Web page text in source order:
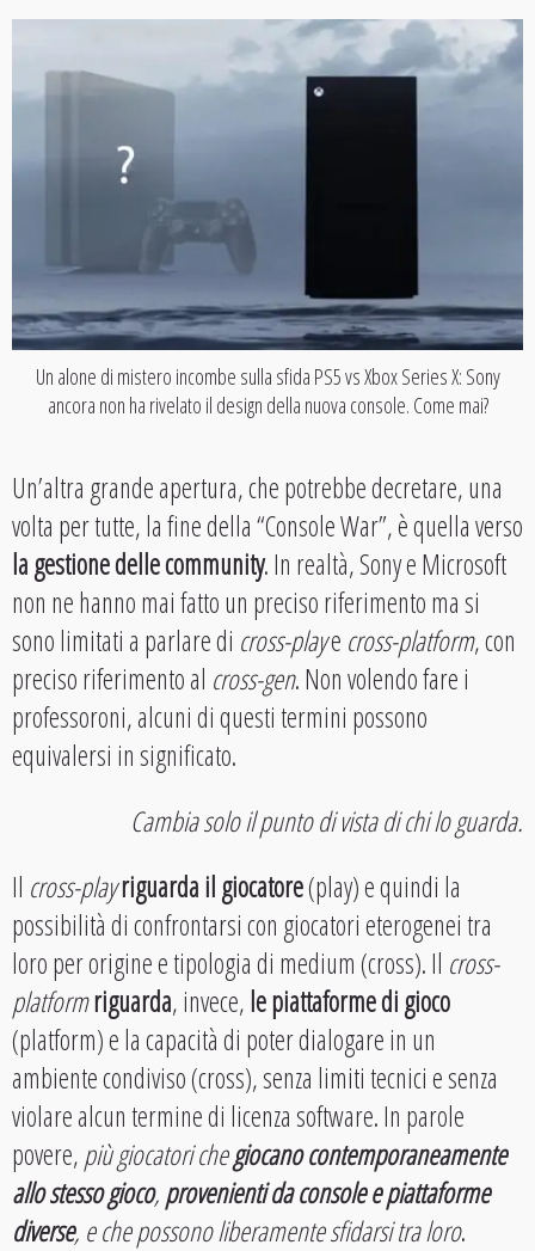
Un alone di mistero incombe sulla sfida PS5 vs Xbox Series X: Sony
ancora non ha rivelato il design della nuova console. Come mai?
Un’altra grande apertura, che potrebbe decretare, una
volta per tutte, la fine della “Console War”, è quella verso
la gestione delle community. In realtà, Sony e Microsoft
non ne hanno mai fatto un preciso riferimento ma si
sono limitati a parlare di cross-playe cross-platform, con
preciso riferimento al cross-gen. Non volendo fare i
professoroni, alcuni di questi termini possono
equivalersi in significato.
Cambia solo il punto di vista di chi lo guarda.
Il cross-playriguarda il giocatore(play) e quindi la
possibilità di confrontarsi con giocatori eterogenei tra
loro per origine e tipologia di medium (cross). Il cross-
platformriguarda, invece,le piattaforme di gioco
(platform) e la capacità di poter dialogare in un
ambiente condiviso (cross), senza limiti tecnici e senza
violare alcun termine di licenza software. In parole
povere,più giocatori chegiocano contemporaneamente
allo stesso gioco,provenienti da console e piattaforme
diverse, e che possono liberamente sfidarsi tra loro.